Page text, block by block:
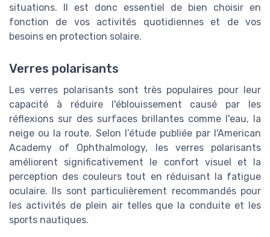
situations. Il est donc essentiel de bien choisir en
fonction de vos activités quotidiennes et de vos
besoins en protection solaire.
Verres polarisants
Les verres polarisants sont très populaires pour leur
capacité à réduire l'éblouissement causé par les
réflexions sur des surfaces brillantes comme l'eau, la
neige ou la route. Selon l’étude publiée par l'American
Academy of Ophthalmology, les verres polarisants
améliorent significativement le confort visuel et la
perception des couleurs tout en réduisant la fatigue
oculaire. Ils sont particulièrement recommandés pour
les activités de plein air telles que la conduite et les
sports nautiques.